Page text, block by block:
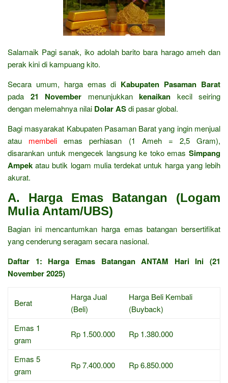
Salamaik Pagi sanak, iko adolah barito bara harago ameh dan
perak kini di kampuang kito.
Secara umum, harga emas di Kabupaten Pasaman Barat
pada 21 November menunjukkan kenaikan kecil seiring
dengan melemahnya nilai Dolar ASdi pasar global.
Bagi masyarakat Kabupaten Pasaman Barat yang ingin menjual
atau membeli emas perhiasan (1 Ameh = 2,5 Gram),
disarankan untuk mengecek langsung ke toko emas Simpang
Ampek atau butik logam mulia terdekat untuk harga yang lebih
akurat.
A. Harga Emas Batangan (Logam
Mulia Antam/UBS)
Bagian ini mencantumkan harga emas batangan bersertifikat
yang cenderung seragam secara nasional.
Daftar 1: Harga Emas Batangan ANTAM Hari Ini (21
November 2025)
Berat
Harga Jual
(Beli)
Harga Beli Kembali
(Buyback)
Emas 1
gram
Rp 1.500.000 Rp 1.380.000
Emas 5
gram
Rp 7.400.000 Rp 6.850.000